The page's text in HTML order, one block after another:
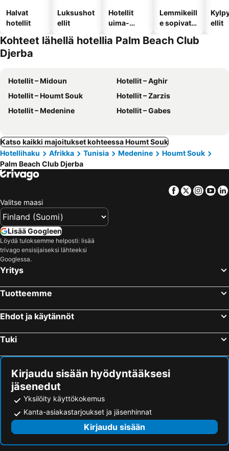
Halvat
hotellit
Luksushot
ellit
Hotellit
uima-
Lemmikeill
e sopivat
ellit
Kohteet lähellä hotellia Palm Beach Club
Djerba
Hotellit – Midoun
Hotellit – Aghir
Hotellit – Houmt Souk
Hotellit – Zarzis
Hotellit – Medenine
Hotellit – Gabes
Katso kaikki majoitukset kohteessa Houmt Souk
Hotellihaku
Afrikka Tunisia Medenine
Houmt Souk
Palm Beach Club Djerba
Facebook
Twitter
Valitse maasi
Lisää Googleen
Löydä tuloksemme helposti: lisää
trivago ensisijaiseksi lähteeksi
Googlessa.
Yritys
Tuotteemme
Ehdot ja käytännöt
Tuki
Kirjaudu sisään hyödyntääksesi
jäsenedut
Yksilöity käyttökokemus
Kanta-asiakastarjoukset ja jäsenhinnat
Kirjaudu sisään